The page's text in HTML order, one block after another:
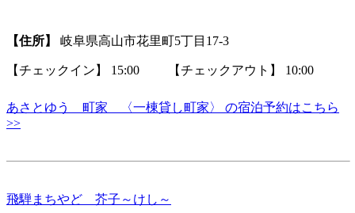
【住所】 岐阜県高山市花里町5丁目17‐3
【チェックイン】 15:00 【チェックアウト】 10:00
あさとゆう 町家 〈一棟貸し町家〉 の宿泊予約はこちら
>>
飛騨まちやど 芥子～けし～